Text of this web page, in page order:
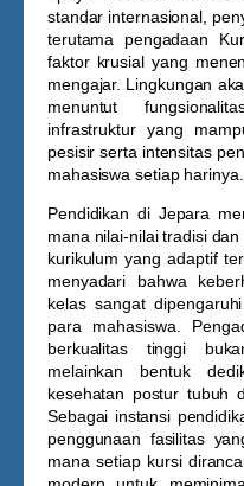
standar internasional,
terutama pengadaan
faktor krusial yang
mengajar. Lingkungan
menuntut
infrastruktur yang
pesisir serta intensitas
mahasiswa setiap harinya.
Pendidikan di Jepara
mana nilai-nilai tradisi
kurikulum yang adaptif
menyadari bahwa
kelas sangat
para mahasiswa.
berkualitas tinggi
melainkan bentuk
kesehatan postur tubuh
Sebagai instansi
penggunaan fasilitas
mana setiap kursi